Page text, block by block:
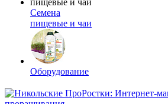
Семена
пищевые и чаи
Оборудование